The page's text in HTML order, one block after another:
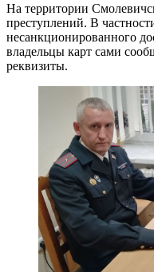
На территории
преступлений. В
несанкционированного
владельцы карт сами
реквизиты.